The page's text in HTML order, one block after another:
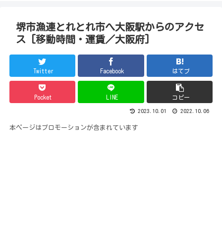
堺市漁連とれとれ市へ大阪駅からのアクセ
ス [移動時間・運賃／大阪府]
Twitter Facebook はてブ
Pocket LINE コピー
2023.10.01 2022.10.06
本ページはプロモーションが含まれています